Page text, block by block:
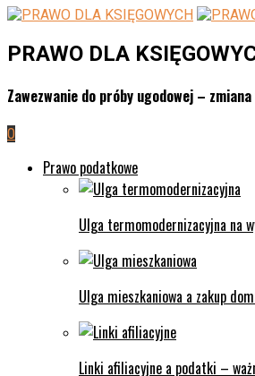
PRAWO DLA
Zawezwanie do próby ugodowej –
0
Prawo podatkowe
Ulga termomodernizacyjna na
Ulga mieszkaniowa a zakup
Linki afiliacyjne a podatki –